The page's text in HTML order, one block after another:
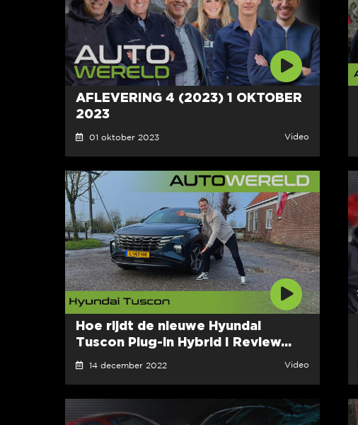
AFLEVERING 4 (2023) 1 OKTOBER
2023
01 oktober 2023 Video
Hoe rijdt de nieuwe Hyundai
Tuscon Plug-in Hybrid I Review...
14 december 2022 Video